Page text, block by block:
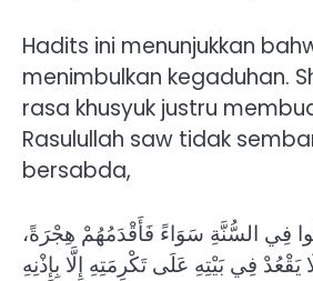
Hadits ini menunjukkan
menimbulkan kegaduhan.
rasa khusyuk justru
Rasulullah saw tidak
bersabda,
فِي السُّنَّةِ سَوَاءً فَأَقْدَمُهُمْ هِجْرَةً،
فِي بَيْتِهِ عَلَى تَكْرِمَتِهِ إِلَّا بِإِذْنِهِ